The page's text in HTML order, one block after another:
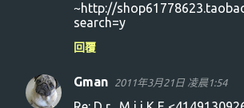
~http://
search=y
回覆
Gman 2011年3月21日 凌晨1:54